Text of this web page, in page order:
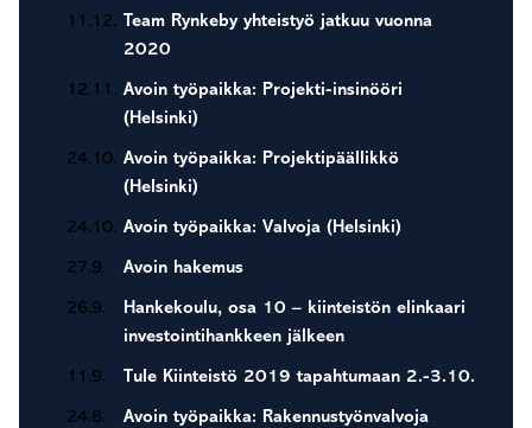
11.12.
Team Rynkeby yhteistyö jatkuu vuonna
2020
12.11. Avoin työpaikka: Projekti-insinööri
(Helsinki)
24.10. Avoin työpaikka: Projektipäällikkö
(Helsinki)
24.10. Avoin työpaikka: Valvoja (Helsinki)
27.9. Avoin hakemus
26.9.
Hankekoulu, osa 10 – kiinteistön elinkaari
investointihankkeen jälkeen
11.9. Tule Kiinteistö 2019 tapahtumaan 2.-3.10.
24.8.
Avoin työpaikka: Rakennustyönvalvoja